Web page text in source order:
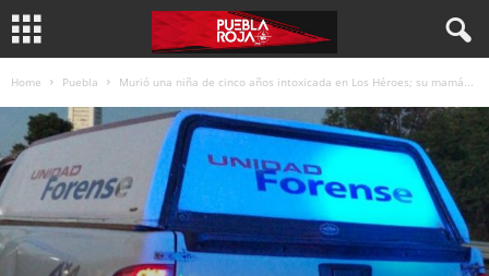
Home Puebla Murió una niña de cinco años intoxicada en Los Héroes; su mamá...